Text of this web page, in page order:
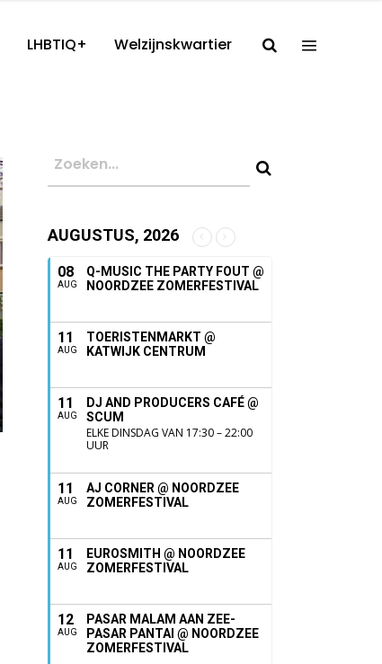
LHBTIQ+ Welzijnskwartier
AUGUSTUS, 2026
08
AUG
Q-MUSIC THE PARTY FOUT @
NOORDZEE ZOMERFESTIVAL
11
AUG
TOERISTENMARKT @
KATWIJK CENTRUM
11
AUG
DJ AND PRODUCERS CAFÉ @
SCUM
ELKE DINSDAG VAN 17:30 – 22:00
UUR
11
AUG
AJ CORNER @ NOORDZEE
ZOMERFESTIVAL
11
AUG
EUROSMITH @ NOORDZEE
ZOMERFESTIVAL
12
AUG
PASAR MALAM AAN ZEE-
PASAR PANTAI @ NOORDZEE
ZOMERFESTIVAL